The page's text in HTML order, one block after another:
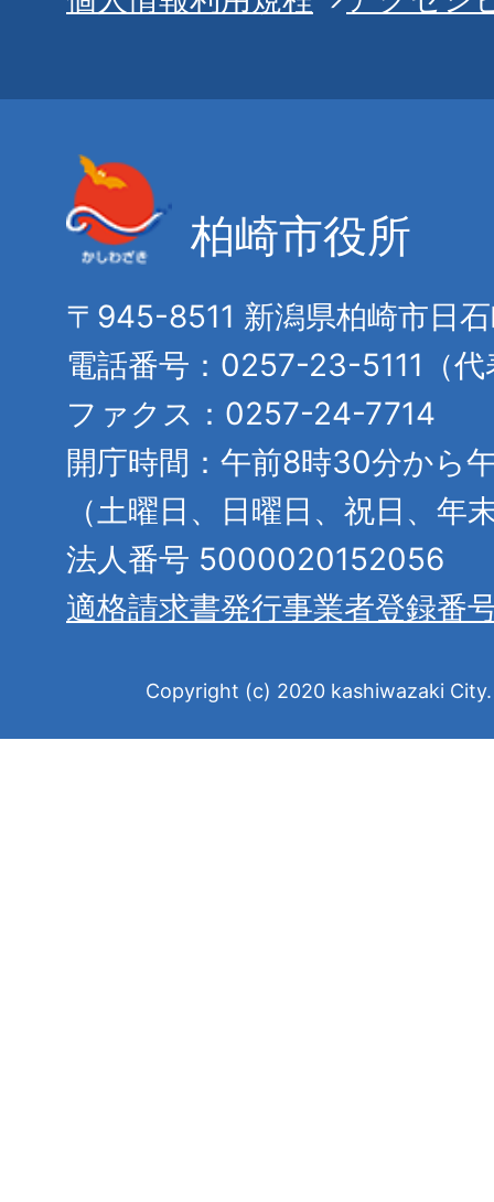
柏崎市役所
〒945-8511 新潟県柏崎市日
電話番号：0257-23-5111（代
ファクス：0257-24-7714
開庁時間：午前8時30分から
（土曜日、日曜日、祝日、年
法人番号 5000020152056
適格請求書発行事業者登録番
Copyright (c) 2020 kashiwazaki